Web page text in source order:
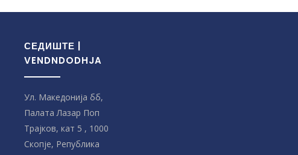
СЕДИШТЕ |
VENDNDODHJA
Ул. Македонија бб,
Палата Лазар Поп
Трајков, кат 5 , 1000
Скопје, Република